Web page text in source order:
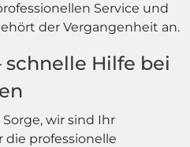
Service und
der Vergangenheit an.
Hilfe bei
wir sind Ihr
professionelle